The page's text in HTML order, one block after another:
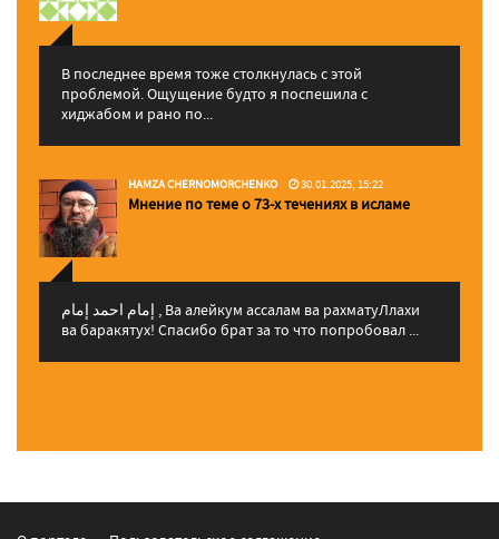
В последнее время тоже столкнулась с этой
проблемой. Ощущение будто я поспешила с
хиджабом и рано по...
HAMZA CHERNOMORCHENKO 30.01.2025, 15:22
Мнение по теме о 73-х течениях в исламе
إمام احمد إمام , Ва алейкум ассалам ва рахматуЛлахи
ва баракятух! Спасибо брат за то что попробовал ...